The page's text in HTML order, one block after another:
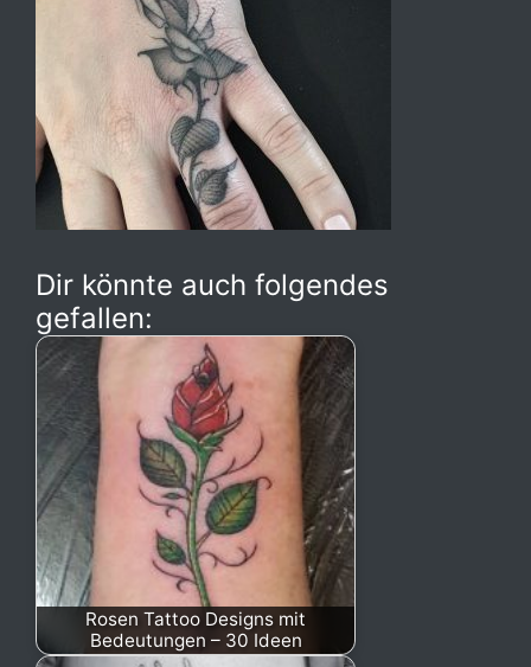
Dir könnte auch folgendes
gefallen:
Rosen Tattoo Designs mit
Bedeutungen – 30 Ideen